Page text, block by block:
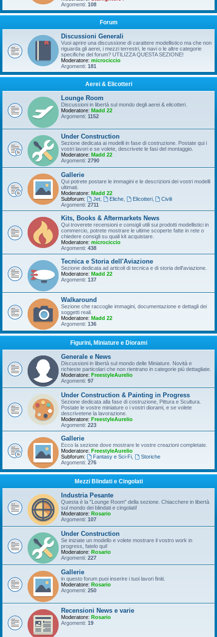
Argomenti: 108
Forum
Discussioni Generali
Vuoi aprire una discussione di carattere modellistico ma che non
riguarda gli aerei, i mezzi terrestri, le navi o le altre categorie
specifiche del forum? UTILIZZA QUESTA SEZIONE!
Moderatore: microciccio
Argomenti: 181
Aerei & Elicotteri
Lounge Room
Discussioni in libertà sul mondo degli aerei & elicotteri.
Moderatore: Madd 22
Argomenti: 1152
Under Construction
Sezione dedicata ai modelli in fase di costruzione. Postate qui i
vostri lavori e se volete, descrivete le fasi del montaggio.
Moderatore: Madd 22
Argomenti: 2790
Gallerie
Qui potrete postare le immagini e le descrizioni dei vostri modelli
ultimati.
Moderatore: Madd 22
Subforum:
Jet, Eliche, Elicotteri,
Civili
Argomenti: 2711
Kits, Books & Aftermarkets News
Qui troverete recensioni e consigli utili sui prodotti modellistici in
commercio, potrete mostrare le ultime scoperte fatte in rete o
chiedere consigli su quali kit acquistare.
Moderatore: microciccio
Argomenti: 438
Tecnica e Storia dell'Aviazione
Sezione dedicata ad articoli di tecnica e di storia dell'aviazione.
Moderatore: Madd 22
Argomenti: 137
Walkaround
Sezione che raccoglie immagini, documentazione e dettagli dei
soggetti reali.
Moderatore: Madd 22
Argomenti: 136
Figurini, Miniature e Diorami
Generale e News
Discussioni in libertà sul mondo delle Miniature. Novità e
richieste particolari che non rientrano in categorie più dettagliate.
Moderatore: FreestyleAurelio
Argomenti: 97
Under Construction & Painting in Progress
Sezione dedicata alla fase di costruzione, Pittura e Scultura.
Postate le vostre miniature o i vostri diorami, e se volete
descrivetene la lavorazione.
Moderatore: FreestyleAurelio
Argomenti: 223
Gallerie
Ecco la sezione dove mostrare le vostre creazioni completate.
Moderatore: FreestyleAurelio
Subforum:
Fantasy e Sci-Fi,
Storiche
Argomenti: 276
Mezzi Blindati e Cingolati
Industria Pesante
Questa è la "Lounge Room" della sezione. Chiacchere in libertà
sul mondo dei blindati e cingolati!
Moderatore: Rosario
Argomenti: 107
Under Construction
Se iniziate un modello e volete mostrare il vostro work in
progress, fatelo qui!
Moderatore: Rosario
Argomenti: 227
Gallerie
in questo forum puoi inserire i tuoi lavori finiti.
Moderatore: Rosario
Argomenti: 250
Recensioni News e varie
Moderatore: Rosario
Argomenti: 19